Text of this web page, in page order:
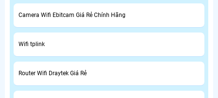
Camera Wifi Ebitcam Giá Rẻ Chính Hãng
Wifi tplink
Router Wifi Draytek Giá Rẻ